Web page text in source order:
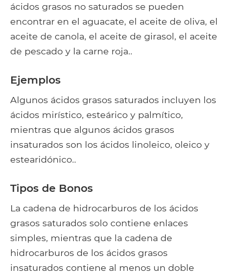
ácidos grasos no saturados se pueden
encontrar en el aguacate, el aceite de oliva, el
aceite de canola, el aceite de girasol, el aceite
de pescado y la carne roja..
Ejemplos
Algunos ácidos grasos saturados incluyen los
ácidos mirístico, esteárico y palmítico,
mientras que algunos ácidos grasos
insaturados son los ácidos linoleico, oleico y
estearidónico..
Tipos de Bonos
La cadena de hidrocarburos de los ácidos
grasos saturados solo contiene enlaces
simples, mientras que la cadena de
hidrocarburos de los ácidos grasos
insaturados contiene al menos un doble